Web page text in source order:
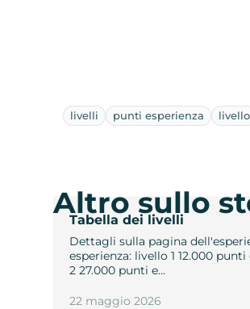
livelli punti esperienza livello
Tabella dei livelli
Dettagli sulla pagina
esperienza: livello 1 12.000
2 27.000 punti e…
22 maggio 2026
Altro sullo